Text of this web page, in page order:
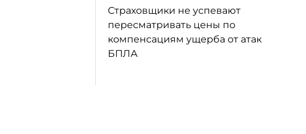
Страховщики не успевают
пересматривать цены по
компенсациям ущерба от атак
БПЛА